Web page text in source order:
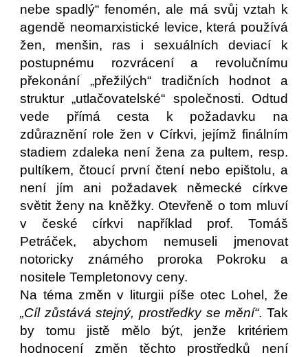
nebe spadlý“ fenomén, ale má svůj vztah k
agendě neomarxistické levice, která používá
žen, menšin, ras i sexuálních deviací k
postupnému rozvrácení a revolučnímu
překonání „přežilých“ tradičních hodnot a
struktur „utlačovatelské“ společnosti. Odtud
vede přímá cesta k požadavku na
zdůraznění role žen v Církvi, jejímž finálním
stadiem zdaleka není žena za pultem, resp.
pultíkem, čtoucí první čtení nebo epištolu, a
není jím ani požadavek německé církve
světit ženy na kněžky. Otevřeně o tom mluví
v české církvi například prof. Tomáš
Petráček, abychom nemuseli jmenovat
notoricky známého proroka Pokroku a
nositele Templetonovy ceny.
Na téma změn v liturgii píše otec Lohel, že
„Cíl zůstává stejný, prostředky se mění“. Tak
by tomu jistě mělo být, jenže kritériem
hodnocení změn těchto prostředků není